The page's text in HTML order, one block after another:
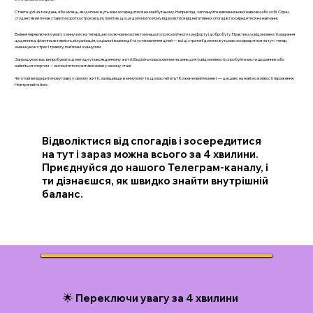
Ставте цілі на тиждень або місяць, які допоможуть вам зосередитися на майбутньому. Наприклад, заплануйте вивчення нової навички або хобі. Один
студент, який почав ставити короткострокові цілі, помітив, що це допомогло йому відволіктися від негативних спогадів і зосередитися на навчанні.
Вміння переключити увагу з минулого на теперішнє є ключовим аспектом нашого психологічного комфорту і добробуту. Практика усвідомленості, ведення
щоденника, фізична активність, візуалізація, соціальні взаємодії та установлення цілей — всі ці стратегії допоможуть вам зосередитися на тут і тепер,
зменшуючи стрес і тривогу, пов’язані з минулим.
Запрошуємо вас випробувати ці методи у повсякденному житті. Виділіть кілька хвилин на день для усвідомленості, спробуйте вести щоденник або
займіться спортом — ви помітите позитивні зміни у своєму стані.
Чи готові ви відкрити нову главу у своєму житті, залишивши в минулому те, що вас гнітить? Кожен новий момент — це шанс на нові можливості і враження.
Не втрачайте його
Відволіктися від спогадів і зосередитися
на тут і зараз можна всього за 4 хвилини.
Приєднуйся до нашого Телеграм-каналу, і
ти дізнаєшся, як швидко знайти внутрішній
баланс.
🌟 Переключи увагу за 4 хвилини